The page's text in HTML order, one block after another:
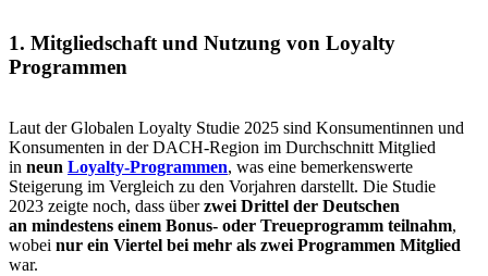
1. Mitgliedschaft und Nutzung von Loyalty
Programmen
Laut der Globalen Loyalty Studie 2025 sind Konsumentinnen und
Konsumenten in der DACH-Region im Durchschnitt Mitglied
in neun Loyalty-Programmen, was eine bemerkenswerte
Steigerung im Vergleich zu den Vorjahren darstellt. Die Studie
2023 zeigte noch, dass überzwei Drittel der Deutschen
an mindestens einem Bonus- oder Treueprogramm teilnahm,
wobei nur ein Viertel bei mehr als zwei Programmen Mitglied
war.